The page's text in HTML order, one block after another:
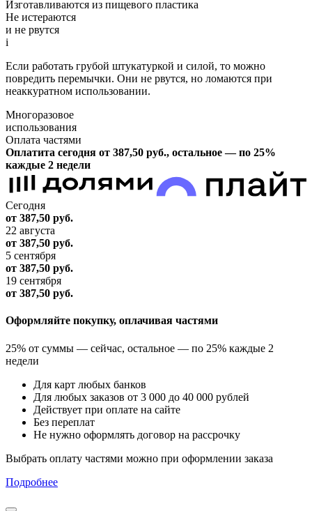
Изготавливаются из пищевого пластика
Не истераются
и не рвутся
i
Если работать грубой штукатуркой и силой, то можно
повредить перемычки. Они не рвутся, но ломаются при
неаккуратном использовании.
Многоразовое
использования
Оплата частями
Оплатита сегодня от 387,50 руб., остальное — по 25%
каждые 2 недели
Сегодня
от 387,50 руб.
22 августа
от 387,50 руб.
5 сентября
от 387,50 руб.
19 сентября
от 387,50 руб.
Оформляйте покупку, оплачивая частями
25% от суммы — сейчас, остальное — по 25% каждые 2
недели
Для карт любых банков
Для любых заказов от 3 000 до 40 000 рублей
Действует при оплате на сайте
Без переплат
Не нужно оформлять договор на рассрочку
Выбрать оплату частями можно при оформлении заказа
Подробнее